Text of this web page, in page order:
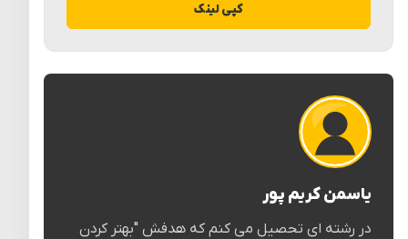
کپی لینک
یاسمن کریم پور
در رشته ای تحصیل می کنم که هدفش "بهتر کردن